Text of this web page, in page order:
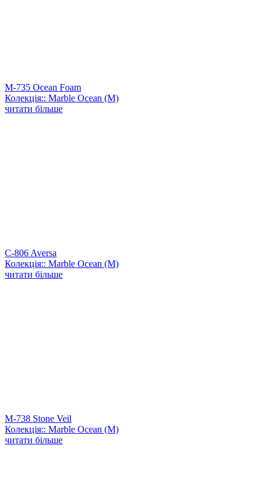
M-735 Ocean Foam
Колекція:: Marble Ocean (M)
читати більше
C-806 Aversa
Колекція:: Marble Ocean (M)
читати більше
M-738 Stone Veil
Колекція:: Marble Ocean (M)
читати більше